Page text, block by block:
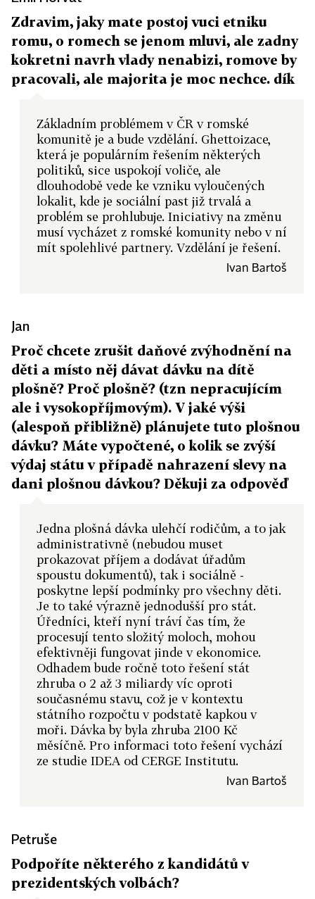
Zdravim, jaky mate postoj vuci etniku
romu, o romech se jenom mluvi, ale zadny
kokretni navrh vlady nenabizi, romove by
pracovali, ale majorita je moc nechce. dík
Základním problémem v ČR v romské
komunitě je a bude vzdělání. Ghettoizace,
která je populárním řešením některých
politiků, sice uspokojí voliče, ale
dlouhodobě vede ke vzniku vyloučených
lokalit, kde je sociální past již trvalá a
problém se prohlubuje. Iniciativy na změnu
musí vycházet z romské komunity nebo v ní
mít spolehlivé partnery. Vzdělání je řešení.
Ivan Bartoš
Jan
Proč chcete zrušit daňové zvýhodnění na
děti a místo něj dávat dávku na dítě
plošně? Proč plošně? (tzn nepracujícím
ale i vysokopříjmovým). V jaké výši
(alespoň přibližně) plánujete tuto plošnou
dávku? Máte vypočtené, o kolik se zvýší
výdaj státu v případě nahrazení slevy na
dani plošnou dávkou? Děkuji za odpověď
Jedna plošná dávka ulehčí rodičům, a to jak
administrativně (nebudou muset
prokazovat příjem a dodávat úřadům
spoustu dokumentů), tak i sociálně -
poskytne lepší podmínky pro všechny děti.
Je to také výrazně jednodušší pro stát.
Úředníci, kteří nyní tráví čas tím, že
procesují tento složitý moloch, mohou
efektivněji fungovat jinde v ekonomice.
Odhadem bude ročně toto řešení stát
zhruba o 2 až 3 miliardy víc oproti
současnému stavu, což je v kontextu
státního rozpočtu v podstatě kapkou v
moři. Dávka by byla zhruba 2100 Kč
měsíčně. Pro informaci toto řešení vychází
ze studie IDEA od CERGE Institutu.
Ivan Bartoš
Petruše
Podpoříte některého z kandidátů v
prezidentských volbách?